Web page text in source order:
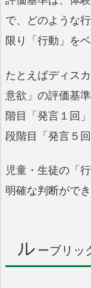
で、どのような
限り「行動」を
たとえばディス
意欲」の評価基
階目「発言１回
段階目「発言５
児童・生徒の「
明確な判断がで
ル ーブリッ